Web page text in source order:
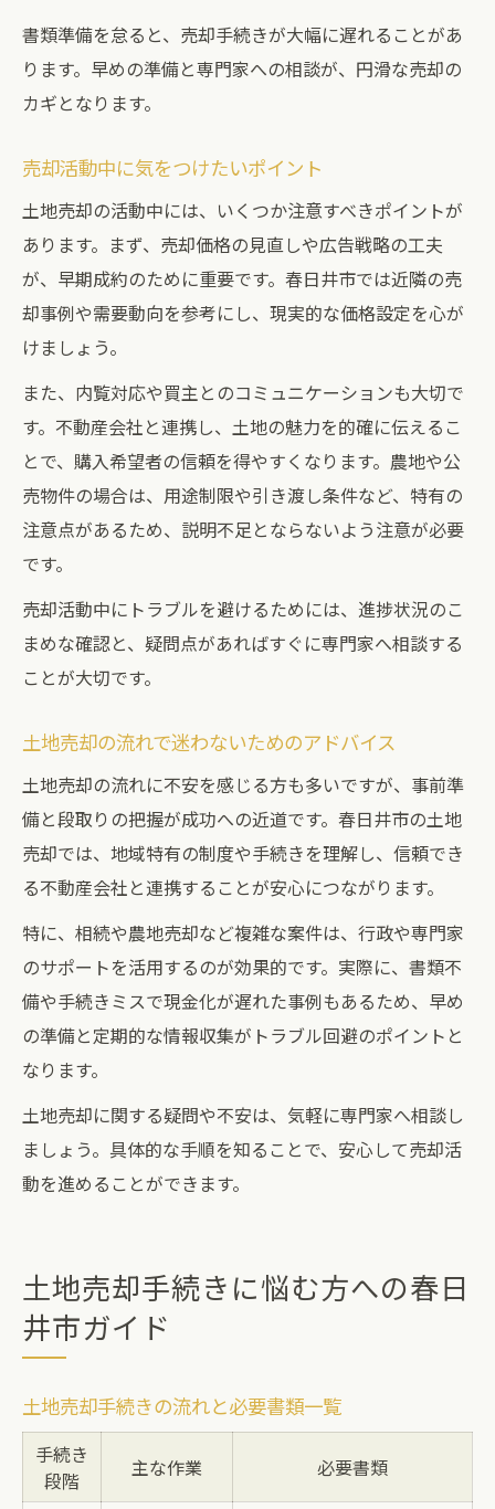
書類準備を怠ると、売却手続きが大幅に遅れることがあ
ります。早めの準備と専門家への相談が、円滑な売却の
カギとなります。
売却活動中に気をつけたいポイント
土地売却の活動中には、いくつか注意すべきポイントが
あります。まず、売却価格の見直しや広告戦略の工夫
が、早期成約のために重要です。春日井市では近隣の売
却事例や需要動向を参考にし、現実的な価格設定を心が
けましょう。
また、内覧対応や買主とのコミュニケーションも大切で
す。不動産会社と連携し、土地の魅力を的確に伝えるこ
とで、購入希望者の信頼を得やすくなります。農地や公
売物件の場合は、用途制限や引き渡し条件など、特有の
注意点があるため、説明不足とならないよう注意が必要
です。
売却活動中にトラブルを避けるためには、進捗状況のこ
まめな確認と、疑問点があればすぐに専門家へ相談する
ことが大切です。
土地売却の流れで迷わないためのアドバイス
土地売却の流れに不安を感じる方も多いですが、事前準
備と段取りの把握が成功への近道です。春日井市の土地
売却では、地域特有の制度や手続きを理解し、信頼でき
る不動産会社と連携することが安心につながります。
特に、相続や農地売却など複雑な案件は、行政や専門家
のサポートを活用するのが効果的です。実際に、書類不
備や手続きミスで現金化が遅れた事例もあるため、早め
の準備と定期的な情報収集がトラブル回避のポイントと
なります。
土地売却に関する疑問や不安は、気軽に専門家へ相談し
ましょう。具体的な手順を知ることで、安心して売却活
動を進めることができます。
土地売却手続きに悩む方への春日
井市ガイド
土地売却手続きの流れと必要書類一覧
手続き
段階
主な作業 必要書類